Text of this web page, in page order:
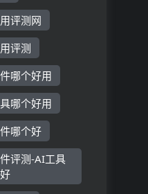
评测网
评测
哪个好用
哪个好用
哪个好
评测-AI工具